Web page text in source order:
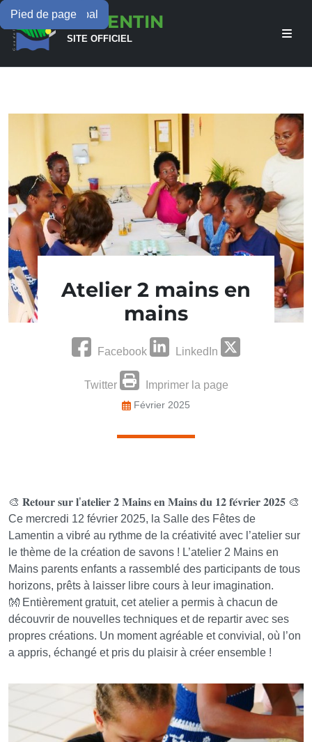
Menu principal
Contenu principal
Pied de pageLAMENTIN
SITE OFFICIEL
Atelier 2 mains en
mains
Facebook LinkedIn
Twitter Imprimer la page
Février 2025
🎨 𝐑𝐞𝐭𝐨𝐮𝐫 𝐬𝐮𝐫 𝐥’𝐚𝐭𝐞𝐥𝐢𝐞𝐫 𝟐 𝐌𝐚𝐢𝐧𝐬 𝐞𝐧 𝐌𝐚𝐢𝐧𝐬 𝐝𝐮 𝟏𝟐 𝐟𝐞́𝐯𝐫𝐢𝐞𝐫 𝟐𝟎𝟐𝟓 🎨
Ce mercredi 12 février 2025, la Salle des Fêtes de
Lamentin a vibré au rythme de la créativité avec l’atelier sur
le thème de la création de savons ! L’atelier 2 Mains en
Mains parents enfants a rassemblé des participants de tous
horizons, prêts à laisser libre cours à leur imagination.
👐 Entièrement gratuit, cet atelier a permis à chacun de
découvrir de nouvelles techniques et de repartir avec ses
propres créations. Un moment agréable et convivial, où l’on
a appris, échangé et pris du plaisir à créer ensemble !